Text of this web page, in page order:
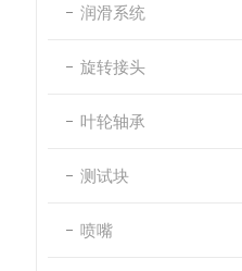
润滑系统
旋转接头
叶轮轴承
测试块
喷嘴